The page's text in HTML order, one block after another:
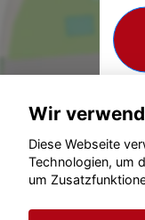
©
Wir
Diese Webseite
Technologien, um
um